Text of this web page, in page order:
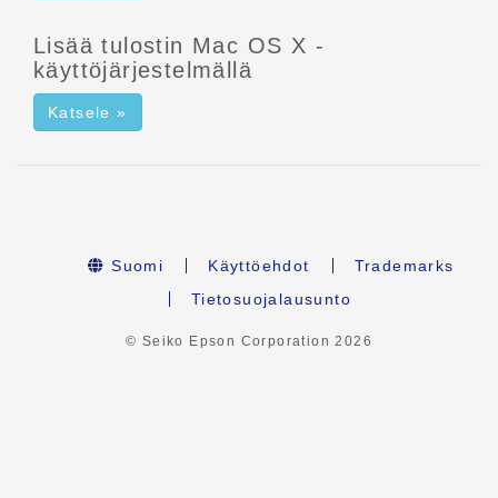
Lisää tulostin Mac OS X -
käyttöjärjestelmällä
Katsele »
Suomi Käyttöehdot
Trademarks
Tietosuojalausunto
© Seiko Epson Corporation2026